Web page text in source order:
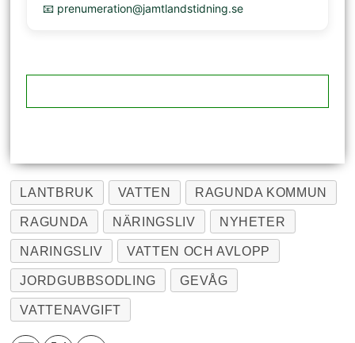
📧 prenumeration@jamtlandstidning.se
LANTBRUK VATTEN RAGUNDA KOMMUN
RAGUNDA NÄRINGSLIV NYHETER
NARINGSLIV VATTEN OCH AVLOPP
JORDGUBBSODLING GEVÅG
VATTENAVGIFT